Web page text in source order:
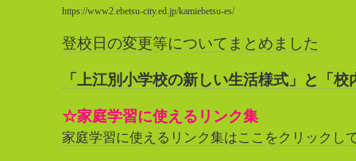
https://www2.ebetsu-city.ed.jp/kamiebetsu-es/
登校日の変更等についてまとめました
「上江別小学校の新しい生活様式」と「
☆家庭学習に使えるリンク集
家庭学習に使えるリンク集はここをクリックし